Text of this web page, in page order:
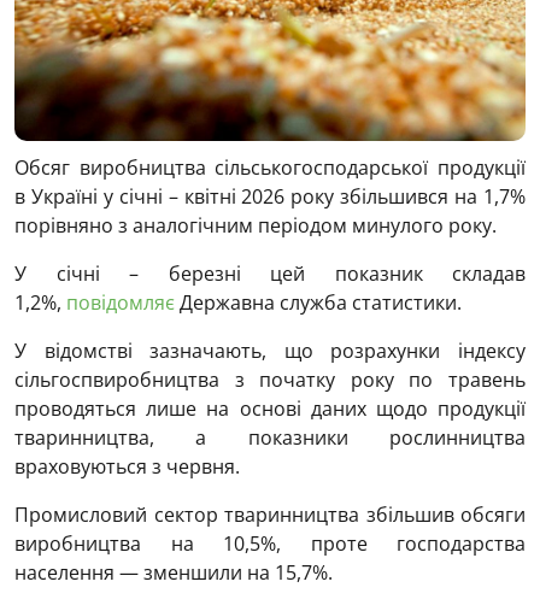
Обсяг виробництва сільськогосподарської продукції
в Україні у січні – квітні 2026 року збільшився на 1,7%
порівняно з аналогічним періодом минулого року.
У січні – березні цей показник складав
1,2%, повідомляєДержавна служба статистики.
У відомстві зазначають, що розрахунки індексу
сільгоспвиробництва з початку року по травень
проводяться лише на основі даних щодо продукції
тваринництва, а показники рослинництва
враховуються з червня.
Промисловий сектор тваринництва збільшив обсяги
виробництва на 10,5%, проте господарства
населення — зменшили на 15,7%.